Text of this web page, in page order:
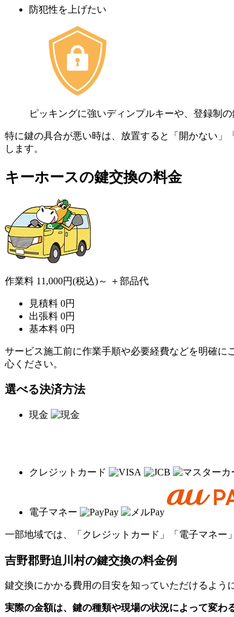
防犯性を上げたい
ピッキングに強いディンプルキーや、登録制
特に鍵の具合が悪い時は、放置すると「開かない」
します。
キーホースの鍵交換の料金
作業料 11,000円(税込)～ ＋部品代
見積料 0円
出張料 0円
基本料 0円
サービス施工前に作業手順や必要経費などを明確
心ください。
選べる決済方法
現金
クレジットカード
電子マネー
一部地域では、「クレジットカード」「電子マネー
吉野郡野迫川村の鍵交換の料金例
鍵交換にかかる費用の目安を知っていただけるよう
実際の金額は、鍵の種類や現場の状況によって変わ